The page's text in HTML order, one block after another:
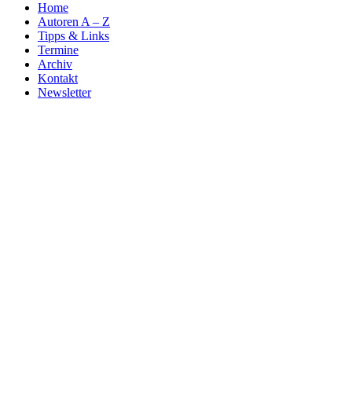
Home
Autoren A – Z
Tipps & Links
Termine
Archiv
Kontakt
Newsletter